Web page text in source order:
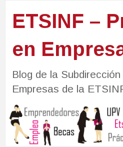
ETSINF –
en
Blog de la
Empresas de la